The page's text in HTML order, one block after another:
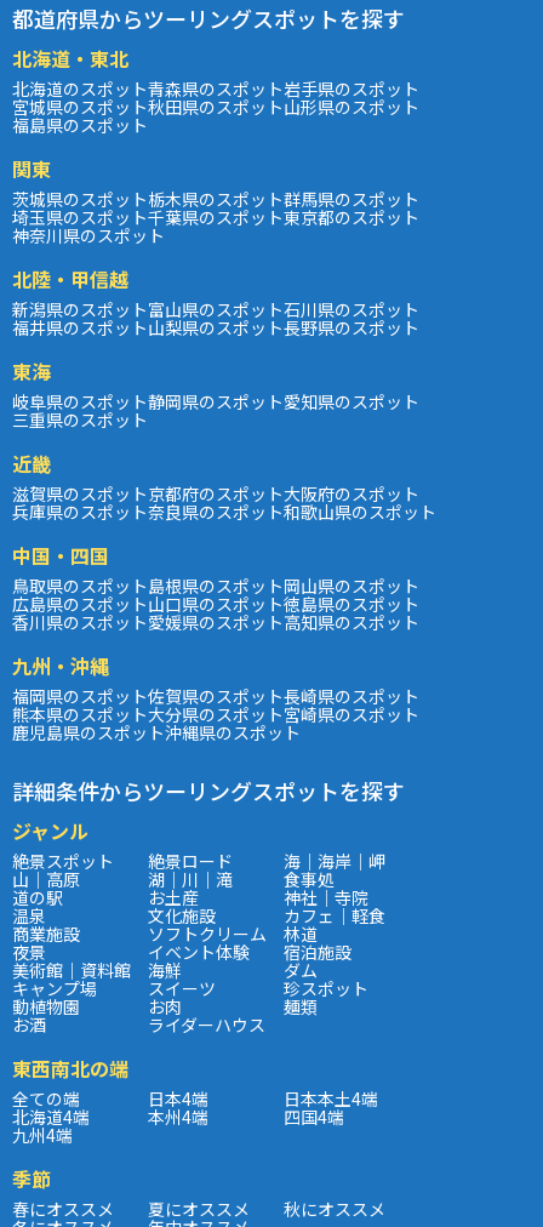
都道府県からツーリングスポットを探す
北海道・東北
北海道のスポット青森県のスポット岩手県のスポット
宮城県のスポット秋田県のスポット山形県のスポット
福島県のスポット
関東
茨城県のスポット栃木県のスポット群馬県のスポット
埼玉県のスポット千葉県のスポット東京都のスポット
神奈川県のスポット
北陸・甲信越
新潟県のスポット富山県のスポット石川県のスポット
福井県のスポット山梨県のスポット長野県のスポット
東海
岐阜県のスポット静岡県のスポット愛知県のスポット
三重県のスポット
近畿
滋賀県のスポット京都府のスポット大阪府のスポット
兵庫県のスポット奈良県のスポット和歌山県のスポット
中国・四国
鳥取県のスポット島根県のスポット岡山県のスポット
広島県のスポット山口県のスポット徳島県のスポット
香川県のスポット愛媛県のスポット高知県のスポット
九州・沖縄
福岡県のスポット佐賀県のスポット長崎県のスポット
熊本県のスポット大分県のスポット宮崎県のスポット
鹿児島県のスポット沖縄県のスポット
詳細条件からツーリングスポットを探す
ジャンル
絶景スポット 絶景ロード 海｜海岸｜岬
山｜高原 湖｜川｜滝 食事処
道の駅 お土産 神社｜寺院
温泉 文化施設 カフェ｜軽食
商業施設 ソフトクリーム 林道
夜景 イベント体験 宿泊施設
美術館｜資料館 海鮮 ダム
キャンプ場 スイーツ 珍スポット
動植物園 お肉 麺類
お酒 ライダーハウス
東西南北の端
全ての端 日本4端 日本本土4端
北海道4端 本州4端 四国4端
九州4端
季節
春にオススメ 夏にオススメ 秋にオススメ